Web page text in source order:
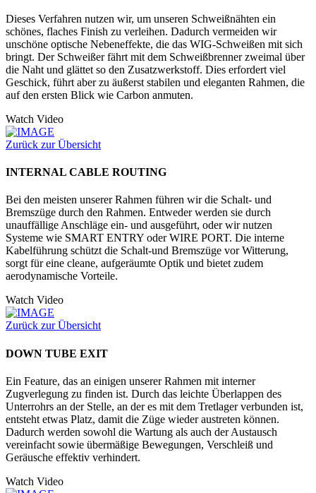
Dieses Verfahren nutzen wir, um unseren Schweißnähten ein
schönes, flaches Finish zu verleihen. Dadurch vermeiden wir
unschöne optische Nebeneffekte, die das WIG-Schweißen mit sich
bringt. Der Schweißer fährt mit dem Schweißbrenner zweimal über
die Naht und glättet so den Zusatzwerkstoff. Dies erfordert viel
Geschick, führt aber zu äußerst stabilen und eleganten Rahmen, die
auf den ersten Blick wie Carbon anmuten.
Watch Video
Zurück zur Übersicht
INTERNAL CABLE ROUTING
Bei den meisten unserer Rahmen führen wir die Schalt- und
Bremszüge durch den Rahmen. Entweder werden sie durch
unauffällige Anschläge ein- und ausgeführt, oder wir nutzen
Systeme wie SMART ENTRY oder WIRE PORT. Die interne
Kabelführung schützt die Schalt-und Bremszüge vor Witterung,
sorgt für eine cleane, aufgeräumte Optik und bietet zudem
aerodynamische Vorteile.
Watch Video
Zurück zur Übersicht
DOWN TUBE EXIT
Ein Feature, das an einigen unserer Rahmen mit interner
Zugverlegung zu finden ist. Durch das leichte Überlappen des
Unterrohrs an der Stelle, an der es mit dem Tretlager verbunden ist,
entsteht etwas Platz, damit die Züge wieder austreten können.
Dadurch werden sowohl die Wartung als auch der Austausch
vereinfacht sowie übermäßige Bewegungen, Verschleiß und
Geräusche effektiv verhindert.
Watch Video